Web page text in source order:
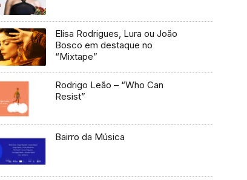
Elisa Rodrigues, Lura ou João
Bosco em destaque no
“Mixtape”
Rodrigo Leão – “Who Can
Resist”
Bairro da Música